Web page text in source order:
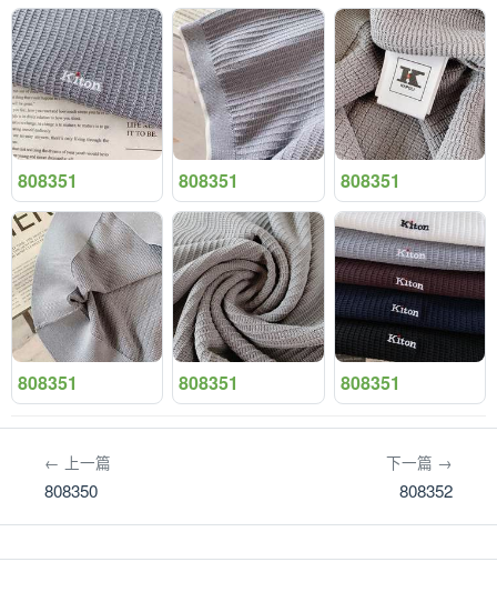
808351 808351 808351
808351 808351 808351
← 上一篇
808350
下一篇 →
808352